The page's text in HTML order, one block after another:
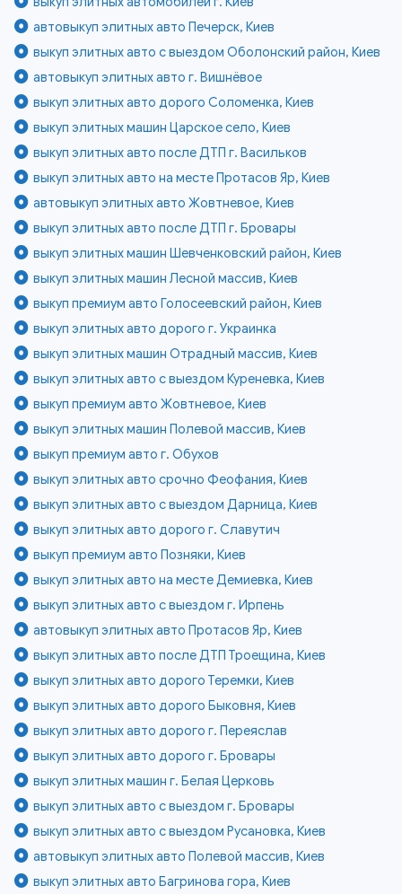
автовыкуп элитных авто Печерск, Киев
выкуп элитных авто с выездом Оболонский район, Киев
автовыкуп элитных авто г. Вишнёвое
выкуп элитных авто дорого Соломенка, Киев
выкуп элитных машин Царское село, Киев
выкуп элитных авто после ДТП г. Васильков
выкуп элитных авто на месте Протасов Яр, Киев
автовыкуп элитных авто Жовтневое, Киев
выкуп элитных авто после ДТП г. Бровары
выкуп элитных машин Шевченковский район, Киев
выкуп элитных машин Лесной массив, Киев
выкуп премиум авто Голосеевский район, Киев
выкуп элитных авто дорого г. Украинка
выкуп элитных машин Отрадный массив, Киев
выкуп элитных авто с выездом Куреневка, Киев
выкуп премиум авто Жовтневое, Киев
выкуп элитных машин Полевой массив, Киев
выкуп премиум авто г. Обухов
выкуп элитных авто срочно Феофания, Киев
выкуп элитных авто с выездом Дарница, Киев
выкуп элитных авто дорого г. Славутич
выкуп премиум авто Позняки, Киев
выкуп элитных авто на месте Демиевка, Киев
выкуп элитных авто с выездом г. Ирпень
автовыкуп элитных авто Протасов Яр, Киев
выкуп элитных авто после ДТП Троещина, Киев
выкуп элитных авто дорого Теремки, Киев
выкуп элитных авто дорого Быковня, Киев
выкуп элитных авто дорого г. Переяслав
выкуп элитных авто дорого г. Бровары
выкуп элитных машин г. Белая Церковь
выкуп элитных авто с выездом г. Бровары
выкуп элитных авто с выездом Русановка, Киев
автовыкуп элитных авто Полевой массив, Киев
выкуп элитных авто Багринова гора, Киев